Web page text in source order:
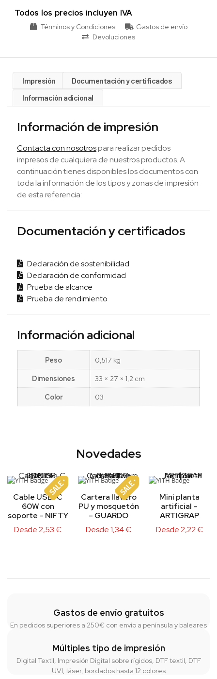
Todos los precios incluyen IVA
Términos y Condiciones
Gastos de envío
Devoluciones
Impresión
Documentación y certificados
Información adicional
Información de impresión
Contacta con nosotrospara realizar pedidos
impresos de cualquiera de nuestros productos. A
continuación tienes disponibles los documentos con
toda la información de los tipos y zonas de impresión
de esta referencia:
Documentación y certificados
Declaración de sostenibilidad
Declaración de conformidad
Prueba de alcance
Prueba de rendimiento
Información adicional
Peso
0,517 kg
Dimensiones
33 × 27 × 1,2 cm
Color
03
Novedades
Cable USB-C
60W con
soporte – NIFTY
Desde2,53€
Cartera llavero
PU y mosquetón
– GUARDO
Desde1,34€
Mini planta
artificial –
ARTIGRAP
Desde2,22€
Gastos de envío gratuitos
En pedidos superiores a 250€ con envío a península y baleares
Múltiples tipo de impresión
Digital Textil, Impresión Digital sobre rígidos, DTF textil, DTF
UVI, láser, bordados hasta 12 colores